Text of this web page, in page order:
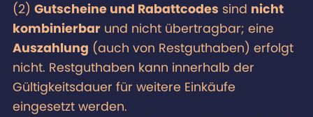
(2) Gutscheine und Rabattcodes sind nicht
kombinierbarund nicht übertragbar; eine
Auszahlung (auch von Restguthaben) erfolgt
nicht. Restguthaben kann innerhalb der
Gültigkeitsdauer für weitere Einkäufe
eingesetzt werden.